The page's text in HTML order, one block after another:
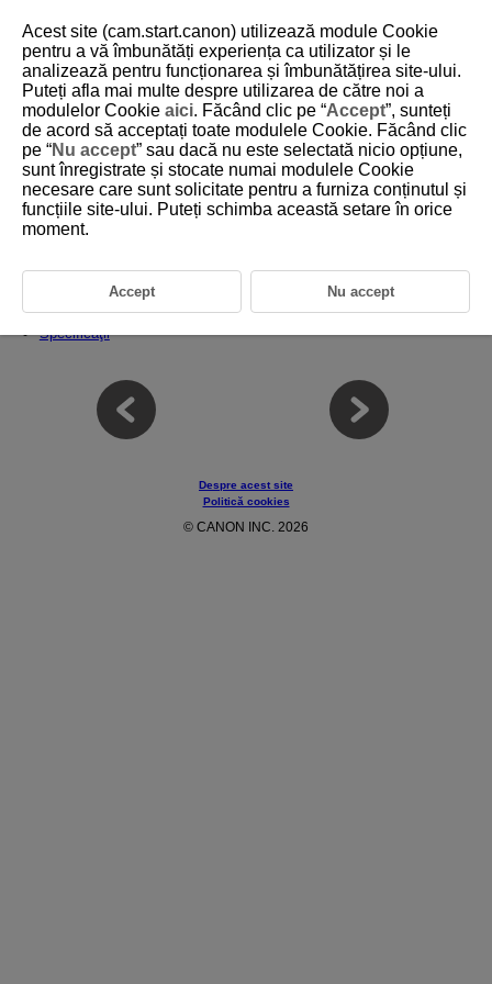
D292-199
Referinţe
Acest capitol oferă informaţii de referinţă pentru funcţiile aparatului.
Importul imaginilor în calculator
Ghid de depanare
Coduri de eroare
Afişare informaţii
Specificaţii
Despre acest site
Politică cookies
© CANON INC. 2026
Acest site (cam.start.canon) utilizează module Cookie
pentru a vă îmbunătăți experiența ca utilizator și le
analizează pentru funcționarea și îmbunătățirea site-ului.
Puteți afla mai multe despre utilizarea de către noi a
modulelor Cookie aici. Făcând clic pe “Accept”, sunteți
de acord să acceptați toate modulele Cookie. Făcând clic
pe “Nu accept” sau dacă nu este selectată nicio opțiune,
sunt înregistrate și stocate numai modulele Cookie
necesare care sunt solicitate pentru a furniza conținutul și
funcțiile site-ului. Puteți schimba această setare în orice
moment.
Accept Nu accept